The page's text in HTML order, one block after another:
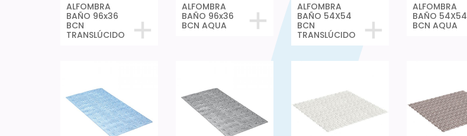
ALFOMBRA
BAÑO 96x36
BCN
TRANSLÚCIDO
ALFOMBRA
BAÑO 96x36
BCN AQUA
ALFOMBRA
BAÑO 54X54
BCN
TRANSLÚCIDO
ALFOMBRA
BAÑO 54X54
BCN AQUA